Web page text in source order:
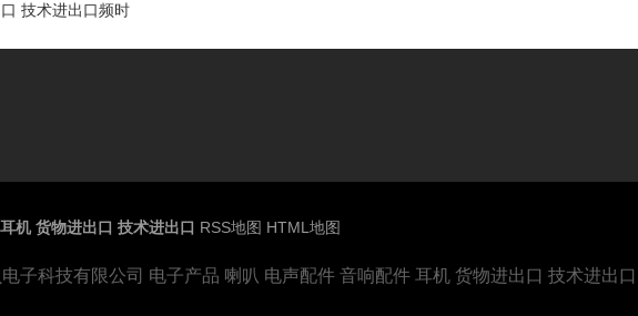
技术进出口频时
机 货物进出口 技术进出口 RSS地图 HTML地图
科技有限公司 电子产品 喇叭 电声配件 音响配件 耳机 货物进出口 技术进出口